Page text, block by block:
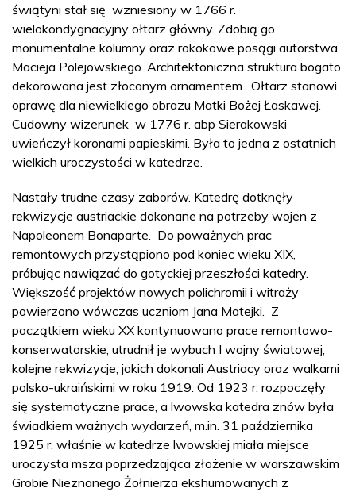
świątyni stał się wzniesiony w 1766 r.
wielokondygnacyjny ołtarz główny. Zdobią go
monumentalne kolumny oraz rokokowe posągi autorstwa
Macieja Polejowskiego. Architektoniczna struktura bogato
dekorowana jest złoconym ornamentem. Ołtarz stanowi
oprawę dla niewielkiego obrazu Matki Bożej Łaskawej.
Cudowny wizerunek w 1776 r. abp Sierakowski
uwieńczył koronami papieskimi. Była to jedna z ostatnich
wielkich uroczystości w katedrze.
Nastały trudne czasy zaborów. Katedrę dotknęły
rekwizycje austriackie dokonane na potrzeby wojen z
Napoleonem Bonaparte. Do poważnych prac
remontowych przystąpiono pod koniec wieku XIX,
próbując nawiązać do gotyckiej przeszłości katedry.
Większość projektów nowych polichromii i witraży
powierzono wówczas uczniom Jana Matejki. Z
początkiem wieku XX kontynuowano prace remontowo-
konserwatorskie; utrudnił je wybuch I wojny światowej,
kolejne rekwizycje, jakich dokonali Austriacy oraz walkami
polsko-ukraińskimi w roku 1919. Od 1923 r. rozpoczęły
się systematyczne prace, a lwowska katedra znów była
świadkiem ważnych wydarzeń, m.in. 31 października
1925 r. właśnie w katedrze lwowskiej miała miejsce
uroczysta msza poprzedzająca złożenie w warszawskim
Grobie Nieznanego Żołnierza ekshumowanych z